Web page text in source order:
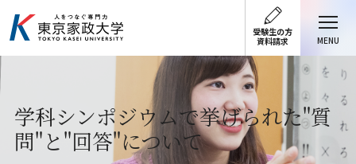
受験生の方
資料請求
MENU
学科シンポジウムで挙げられた"質
問"と"回答"について